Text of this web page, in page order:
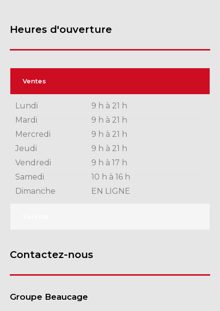
Heures d'ouverture
Ventes
Lundi
9 h à 21 h
Mardi
9 h à 21 h
Mercredi
9 h à 21 h
Jeudi
9 h à 21 h
Vendredi
9 h à 17 h
Samedi
10 h à 16 h
Dimanche
EN LIGNE
Contactez-nous
Groupe Beaucage